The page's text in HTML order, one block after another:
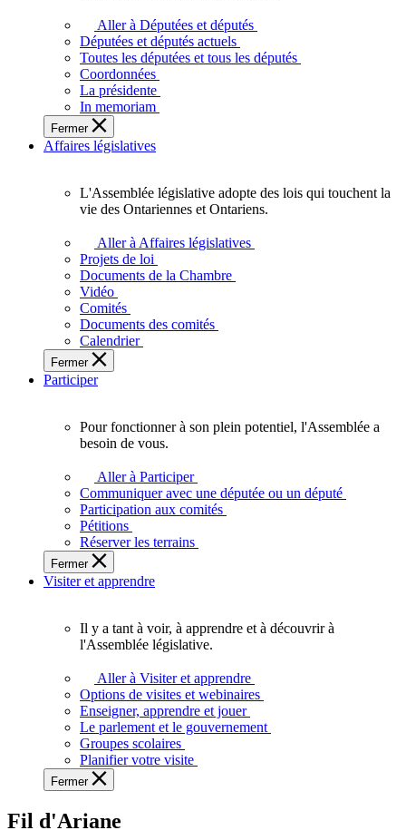
députés
vous
représentent
sein
de
l'Assemblée
législative
l'Ontario.
Aller à Députées et députés
Députées et députés actuels
Toutes les députées et tous les députés
Coordonnées
La présidente
In memoriam
Fermer
Affaires législatives
L'Assemblée
adopte
touchent
des
Ontariennes
et
L'Assemblée législative adopte des lois qui touchent la
vie des Ontariennes et Ontariens.
Aller à Affaires législatives
Projets de loi
Documents de la Chambre
Vidéo
Comités
Documents des comités
Calendrier
Fermer
Participer
plein
potentiel,
l'Assemblée
a
besoin
de
Pour fonctionner à son plein potentiel, l'Assemblée a
besoin de vous.
Aller à Participer
Communiquer avec une députée ou un député
Participation aux comités
Pétitions
Réserver les terrains
Fermer
Visiter et apprendre
voir,
apprendre
et
à
à
Il y a tant à voir, à apprendre et à découvrir à
l'Assemblée législative.
Aller à Visiter et apprendre
Options de visites et webinaires
Enseigner, apprendre et jouer
Le parlement et le gouvernement
Groupes scolaires
Planifier votre visite
Fermer
Fil d'Ariane